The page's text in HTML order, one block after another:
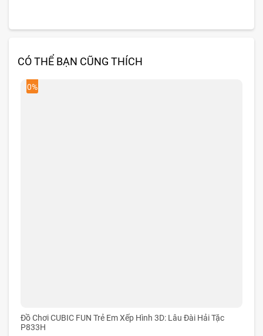
CÓ THỂ BẠN CŨNG THÍCH
0%
Đồ Chơi CUBIC FUN Trẻ Em Xếp Hình 3D: Lâu Đài Hải Tặc
P833H